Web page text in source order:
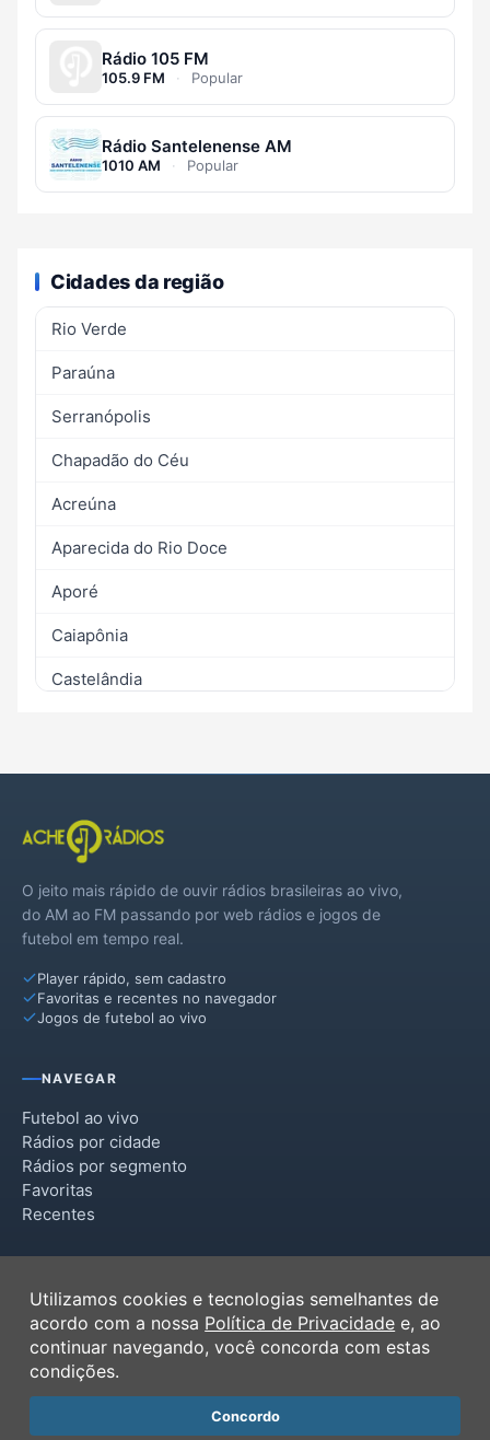
Rádio 105 FM
105.9 FM · Popular
Rádio Santelenense AM
1010 AM · Popular
Cidades da região
Rio Verde
Paraúna
Serranópolis
Chapadão do Céu
Acreúna
Aparecida do Rio Doce
Aporé
Caiapônia
Castelândia
Mineiros
Montividiu
Palestina de Goiás
Perolândia
Portelândia
Santa Helena de Goiás
Santa Rita do Araguaia
O jeito mais rápido de ouvir rádios brasileiras ao vivo,
do AM ao FM passando por web rádios e jogos de
futebol em tempo real.
Player rápido, sem cadastro
Favoritas e recentes no navegador
Jogos de futebol ao vivo
NAVEGAR
Futebol ao vivo
Rádios por cidade
Rádios por segmento
Favoritas
Recentes
Termos de Uso
Política de Privacidade
Ferramentas
Contato
Utilizamos cookies e tecnologias semelhantes de
acordo com a nossa Política de Privacidade e, ao
continuar navegando, você concorda com estas
condições.
Concordo